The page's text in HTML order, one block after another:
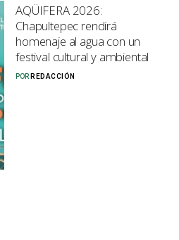
AQÜIFERA 2026:
Chapultepec rendirá
homenaje al agua con un
festival cultural y ambiental
POR REDACCIÓN